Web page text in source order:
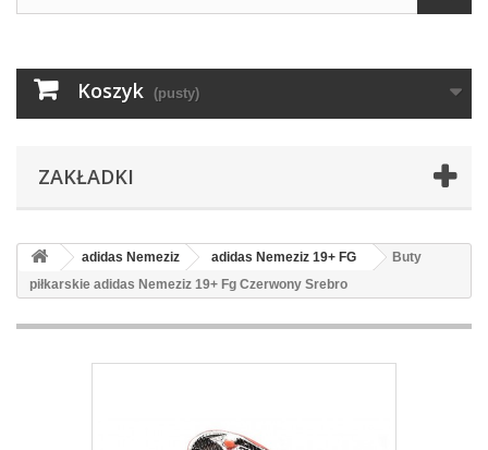
Koszyk (pusty)
ZAKŁADKI
adidas Nemeziz adidas Nemeziz 19+ FG
Buty
piłkarskie adidas Nemeziz 19+ Fg Czerwony Srebro